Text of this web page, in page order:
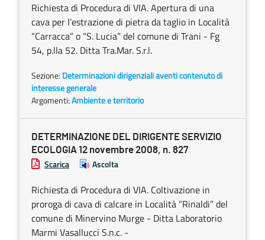
Richiesta di Procedura di VIA. Apertura di una
cava per l’estrazione di pietra da taglio in Località
“Carracca” o “S. Lucia” del comune di Trani - Fg
54, p.lla 52. Ditta Tra.Mar. S.r.l.
Sezione: Determinazioni dirigenziali aventi contenuto di
interesse generale
Argomenti:Ambiente e territorio
DETERMINAZIONE DEL DIRIGENTE SERVIZIO
ECOLOGIA 12 novembre 2008, n. 827
Scarica Ascolta
Richiesta di Procedura di VIA. Coltivazione in
proroga di cava di calcare in Località “Rinaldi” del
comune di Minervino Murge - Ditta Laboratorio
Marmi Vasallucci S.n.c. -